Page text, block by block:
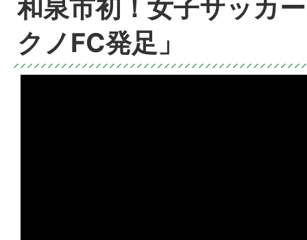
和泉市初！女子サッカ
クノFC発足」